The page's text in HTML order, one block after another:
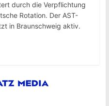
durch die Verpflichtung
Rotation. Der AST-
in Braunschweig aktiv.